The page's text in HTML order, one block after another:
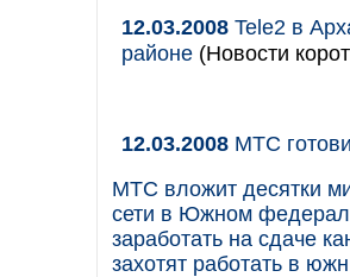
12.03.2008 Tele2 в
районе (Новости
12.03.2008 МТС
МТС вложит десятки
сети в Южном
заработать на сдаче
захотят работать в